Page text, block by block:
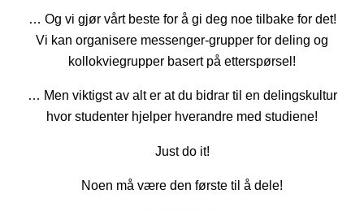
… Og vi gjør vårt beste for å gi deg noe tilbake for det!
Vi kan organisere messenger-grupper for deling og
kollokviegrupper basert på etterspørsel!
… Men viktigst av alt er at du bidrar til en delingskultur
hvor studenter hjelper hverandre med studiene!
Just do it!
Noen må være den første til å dele!